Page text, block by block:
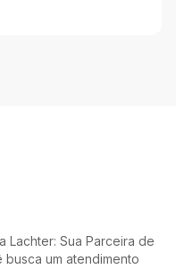
Lachter: Sua Parceira de